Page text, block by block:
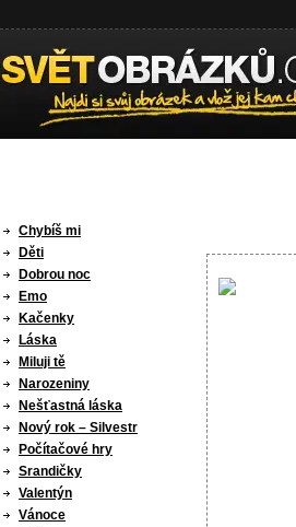
Chybíš mi
Děti
Dobrou noc
Emo
Kačenky
Láska
Miluji tě
Narozeniny
Nešťastná láska
Nový rok – Silvestr
Počítačové hry
Srandičky
Valentýn
Vánoce